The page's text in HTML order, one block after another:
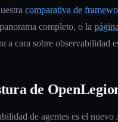
comparativa de
completo, o la
a cara sobre observabilidad
de
de agentes es el